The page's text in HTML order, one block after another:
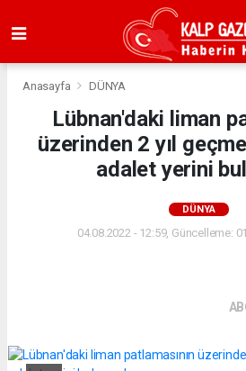
Anasayfa DÜNYA
Lübnan'daki liman
üzerinden 2 yıl
adalet yerini
DÜNYA
04.08.2022 - 12:59, Güncelleme: